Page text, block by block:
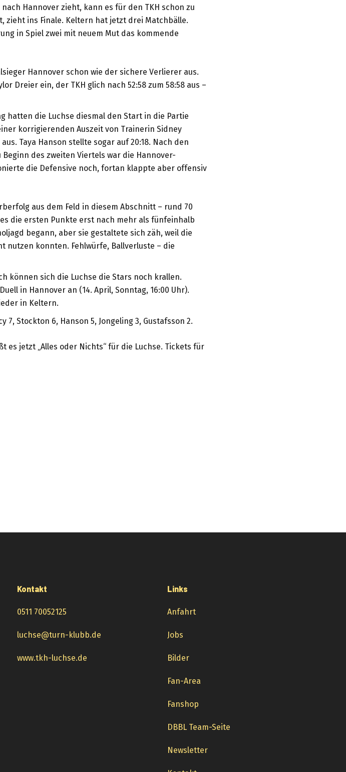
Hannover zieht, kann es für den TKH schon zu
zieht ins Finale. Keltern hat jetzt drei Matchbälle.
in Spiel zwei mit neuem Mut das kommende
Hannover schon wie der sichere Verlierer aus.
Dreier ein, der TKH glich nach 52:58 zum 58:58 aus –
hatten die Luchse diesmal den Start in die Partie
korrigierenden Auszeit von Trainerin Sidney
Taya Hanson stellte sogar auf 20:18. Nach den
des zweiten Viertels war die Hannover-
die Defensive noch, fortan klappte aber offensiv
aus dem Feld in diesem Abschnitt – rund 70
die ersten Punkte erst nach mehr als fünfeinhalb
begann, aber sie gestaltete sich zäh, weil die
nutzen konnten. Fehlwürfe, Ballverluste – die
können sich die Luchse die Stars noch krallen.
in Hannover an (14. April, Sonntag, 16:00 Uhr).
in Keltern.
7, Stockton 6, Hanson 5, Jongeling 3, Gustafsson 2.
es jetzt „Alles oder Nichts“ für die Luchse. Tickets für
Kontakt
0511 70052125
luchse@turn-klubb.de
www.tkh-luchse.de
Links
Anfahrt
Jobs
Bilder
Fan-Area
Fanshop
DBBL Team-Seite
Newsletter